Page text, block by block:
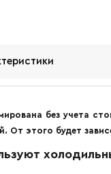
без учета
этого будет